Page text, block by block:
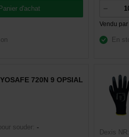
d'achat
Vendu par
En
720N 9 OPSIAL
souder: -
Dexis NR: